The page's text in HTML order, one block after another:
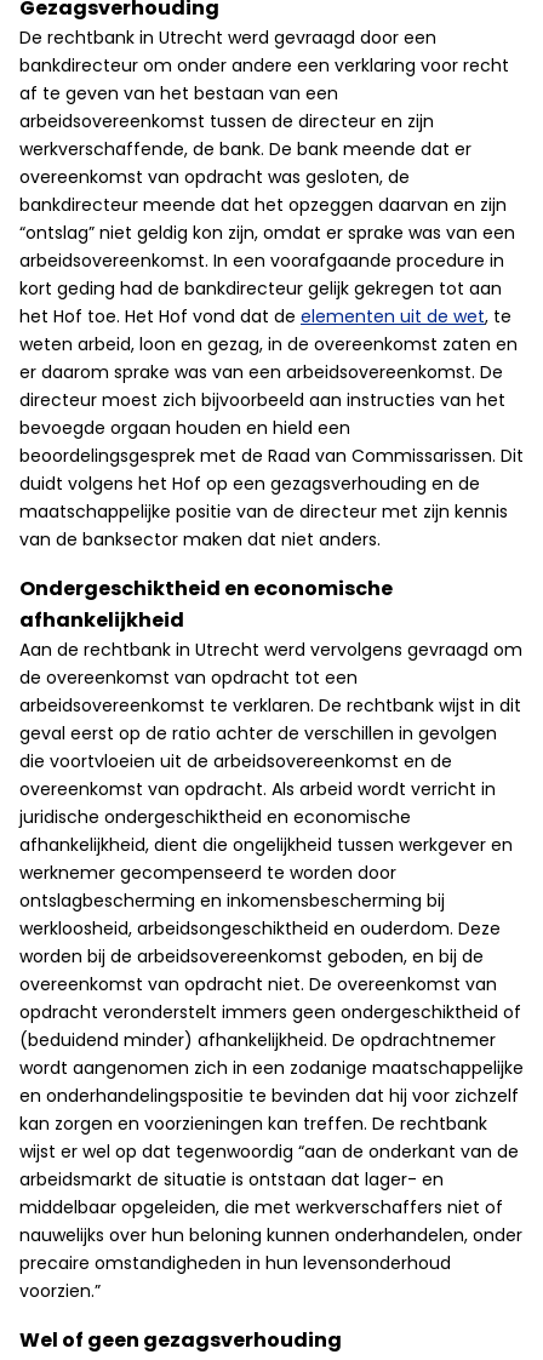
Gezagsverhouding
De rechtbank in Utrecht werd gevraagd door een
bankdirecteur om onder andere een verklaring voor recht
af te geven van het bestaan van een
arbeidsovereenkomst tussen de directeur en zijn
werkverschaffende, de bank. De bank meende dat er
overeenkomst van opdracht was gesloten, de
bankdirecteur meende dat het opzeggen daarvan en zijn
“ontslag” niet geldig kon zijn, omdat er sprake was van een
arbeidsovereenkomst. In een voorafgaande procedure in
kort geding had de bankdirecteur gelijk gekregen tot aan
het Hof toe. Het Hof vond dat de elementen uit de wet, te
weten arbeid, loon en gezag, in de overeenkomst zaten en
er daarom sprake was van een arbeidsovereenkomst. De
directeur moest zich bijvoorbeeld aan instructies van het
bevoegde orgaan houden en hield een
beoordelingsgesprek met de Raad van Commissarissen. Dit
duidt volgens het Hof op een gezagsverhouding en de
maatschappelijke positie van de directeur met zijn kennis
van de banksector maken dat niet anders.
Ondergeschiktheid en economische
afhankelijkheid
Aan de rechtbank in Utrecht werd vervolgens gevraagd om
de overeenkomst van opdracht tot een
arbeidsovereenkomst te verklaren. De rechtbank wijst in dit
geval eerst op de ratio achter de verschillen in gevolgen
die voortvloeien uit de arbeidsovereenkomst en de
overeenkomst van opdracht. Als arbeid wordt verricht in
juridische ondergeschiktheid en economische
afhankelijkheid, dient die ongelijkheid tussen werkgever en
werknemer gecompenseerd te worden door
ontslagbescherming en inkomensbescherming bij
werkloosheid, arbeidsongeschiktheid en ouderdom. Deze
worden bij de arbeidsovereenkomst geboden, en bij de
overeenkomst van opdracht niet. De overeenkomst van
opdracht veronderstelt immers geen ondergeschiktheid of
(beduidend minder) afhankelijkheid. De opdrachtnemer
wordt aangenomen zich in een zodanige maatschappelijke
en onderhandelingspositie te bevinden dat hij voor zichzelf
kan zorgen en voorzieningen kan treffen. De rechtbank
wijst er wel op dat tegenwoordig “aan de onderkant van de
arbeidsmarkt de situatie is ontstaan dat lager- en
middelbaar opgeleiden, die met werkverschaffers niet of
nauwelijks over hun beloning kunnen onderhandelen, onder
precaire omstandigheden in hun levensonderhoud
voorzien.”
Wel of geen gezagsverhouding